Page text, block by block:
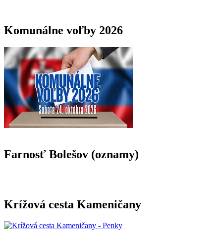
Komunálne voľby 2026
Farnosť Bolešov (oznamy)
Krížová cesta Kameničany